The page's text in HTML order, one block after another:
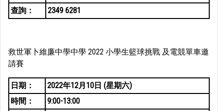
查詢：
2349 6281
救世軍卜維廉中學中學 2022 小學生籃球挑戰 及電競單車邀
請賽
日期：
2022年12月10日 (星期六)
時間：
9:00-13:00